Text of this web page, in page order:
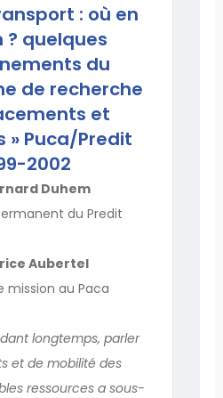
: où en
quelques
du
de recherche
et
» Puca/Predit
2002
Duhem
du Predit
Aubertel
mission au Paca
longtemps, parler
et de mobilité des
ressources a sous-